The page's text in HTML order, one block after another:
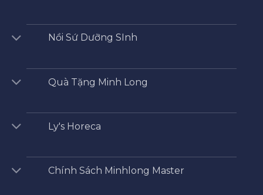
Nồi Sứ Dưỡng SInh
Quà Tặng Minh Long
Ly's Horeca
Chính Sách Minhlong Master